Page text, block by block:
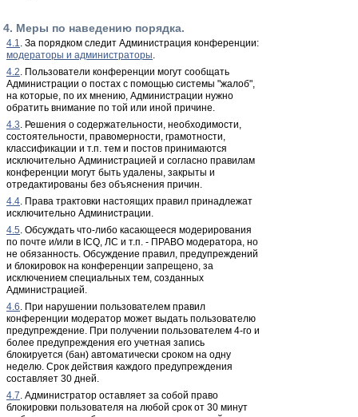
4. Меры по наведению порядка.
4.1. За порядком следит Администрация конференции:
модераторы и администраторы.
4.2. Пользователи конференции могут сообщать
Администрации о постах с помощью системы "жалоб",
на которые, по их мнению, Администрации нужно
обратить внимание по той или иной причине.
4.3. Решения о содержательности, необходимости,
состоятельности, правомерности, грамотности,
классификации и т.п. тем и постов принимаются
исключительно Администрацией и согласно правилам
конференции могут быть удалены, закрыты и
отредактированы без объяснения причин.
4.4. Права трактовки настоящих правил принадлежат
исключительно Администрации.
4.5. Обсуждать что-либо касающееся модерирования
по почте и/или в ICQ, ЛС и т.п. - ПРАВО модератора, но
не обязанность. Обсуждение правил, предупреждений
и блокировок на конференции запрещено, за
исключением специальных тем, созданных
Администрацией.
4.6. При нарушении пользователем правил
конференции модератор может выдать пользователю
предупреждение. При получении пользователем 4-го и
более предупреждения его учетная запись
блокируется (бан) автоматически сроком на одну
неделю. Срок действия каждого предупреждения
составляет 30 дней.
4.7. Администратор оставляет за собой право
блокировки пользователя на любой срок от 30 минут